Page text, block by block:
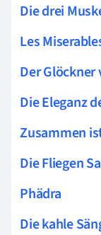
Die drei
Les
Der
Die Eleganz
Zusammen
Die Fliegen
Phädra
Die kahle